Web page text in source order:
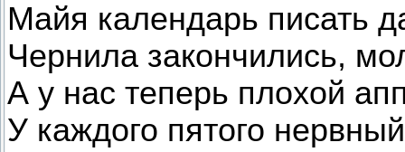
Майя календарь писать
Чернила закончились,
А у нас теперь плохой
У каждого пятого